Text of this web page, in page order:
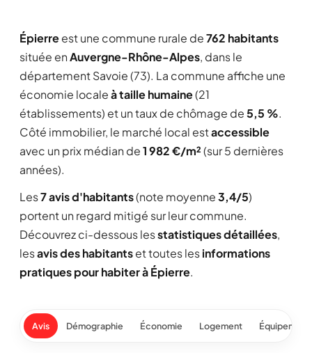
Épierreest une commune rurale de762 habitants
située enAuvergne-Rhône-Alpes, dans le
département Savoie (73). La commune affiche une
économie localeà taille humaine(21
établissements) et un taux de chômage de5,5 %.
Côté immobilier, le marché local estaccessible
avec un prix médian de1 982 €/m²(sur 5 dernières
années).
Les7 avis d'habitants(note moyenne3,4/5)
portent un regard mitigé sur leur commune.
Découvrez ci-dessous lesstatistiques détaillées,
lesavis des habitantset toutes lesinformations
pratiques pour habiter à Épierre.
Avis Démographie Économie Logement